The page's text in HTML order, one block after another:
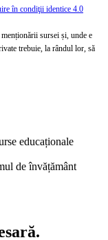
în condiţii identice 4.0
sursei și, unde e
trebuie, la rândul lor, să
educaționale
de învățământ